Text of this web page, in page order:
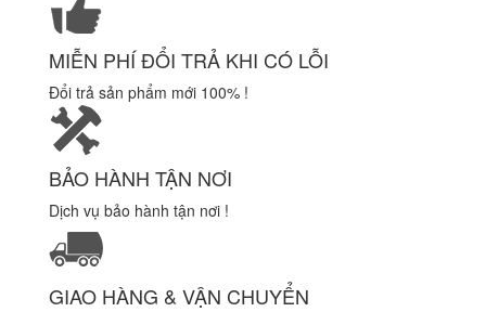
MIỄN PHÍ ĐỔI TRẢ KHI CÓ LỖI
Đổi trả sản phẩm mới 100% !
BẢO HÀNH TẬN NƠI
Dịch vụ bảo hành tận nơi !
GIAO HÀNG & VẬN CHUYỂN